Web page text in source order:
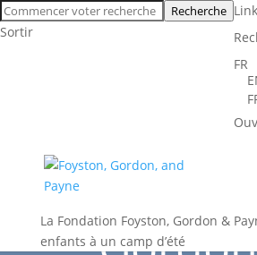
Recherche
Sortir
FR
La Fondation Foyston, Gordon &
enfants à un camp d’été
décembre 06,
Dans la
La